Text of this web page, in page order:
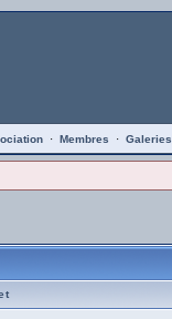
· Membres · Galeries